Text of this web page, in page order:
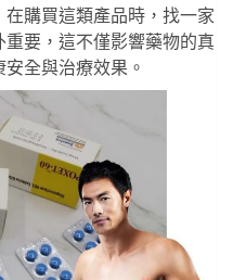
購買這類產品時，找一家
重要，這不僅影響藥物的真
全與治療效果。